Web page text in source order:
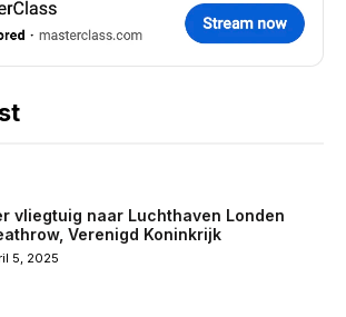
vliegtuig naar Luchthaven Londen
Verenigd Koninkrijk
5, 2025